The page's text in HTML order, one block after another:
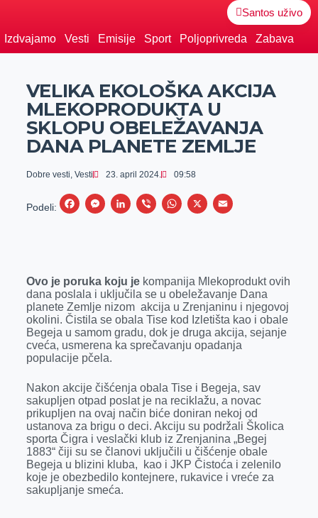
Santos uživo
Izdvajamo Vesti Emisije Sport Poljoprivreda Zabava
VELIKA EKOLOŠKA AKCIJA
MLEKOPRODUKTA U
SKLOPU OBELEŽAVANJA
DANA PLANETE ZEMLJE
Dobre vesti, Vesti 23. april 2024. 09:58
Podeli:
F
b
o
o
k
M
e
n
g
e
r
L
e
d
I
n
V
r
W
s
A
p
p
X
E
l
Ovo je poruka koju je kompanija Mlekoprodukt ovih
dana poslala i uključila se u obeležavanje Dana
planete Zemlje nizom akcija u Zrenjaninu i njegovoj
okolini. Čistila se obala Tise kod Izletišta kao i obale
Begeja u samom gradu, dok je druga akcija, sejanje
cveća, usmerena ka sprečavanju opadanja
populacije pčela.
Nakon akcije čišćenja obala Tise i Begeja, sav
sakupljen otpad poslat je na reciklažu, a novac
prikupljen na ovaj način biće doniran nekoj od
ustanova za brigu o deci. Akciju su podržali Školica
sporta Čigra i veslački klub iz Zrenjanina „Begej
1883“ čiji su se članovi uključili u čišćenje obale
Begeja u blizini kluba, kao i JKP Čistoća i zelenilo
koje je obezbedilo kontejnere, rukavice i vreće za
sakupljanje smeća.